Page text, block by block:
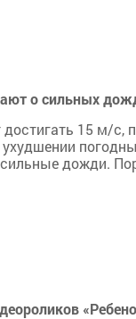
о сильных
15 м/с,
дожди.